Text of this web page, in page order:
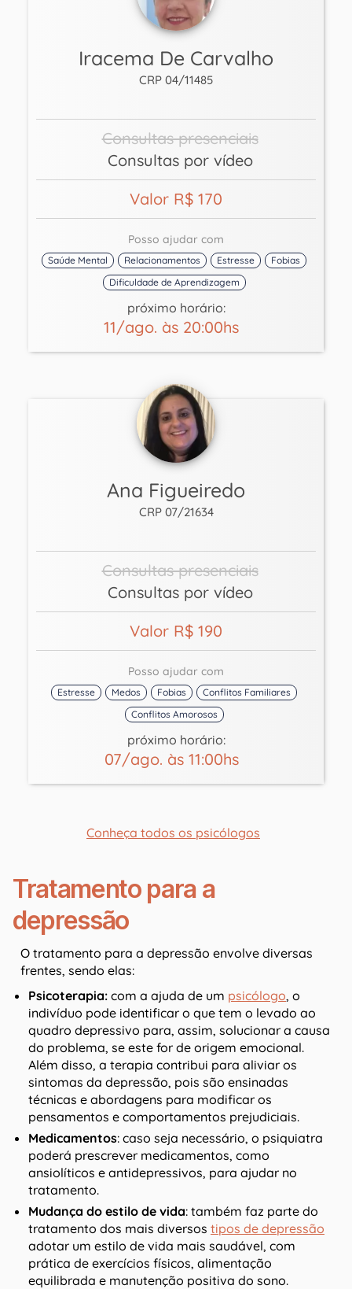
Iracema De Carvalho
CRP 04/11485
Consultas presenciais
Consultas por vídeo
Valor R$ 170
Posso ajudar com
Saúde Mental Relacionamentos Estresse
Fobias
Dificuldade de Aprendizagem
próximo horário:
11/ago. às 20:00hs
Ana Figueiredo
CRP 07/21634
Consultas presenciais
Consultas por vídeo
Valor R$ 190
Posso ajudar com
Estresse Medos Fobias
Conflitos Familiares
Conflitos Amorosos
próximo horário:
07/ago. às 11:00hs
Conheça todos os psicólogos
Tratamento para a
depressão
O tratamento para a depressão envolve diversas
frentes, sendo elas:
Psicoterapia: com a ajuda de um psicólogo, o
indivíduo pode identificar o que tem o levado ao
quadro depressivo para, assim, solucionar a causa
do problema, se este for de origem emocional.
Além disso, a terapia contribui para aliviar os
sintomas da depressão, pois são ensinadas
técnicas e abordagens para modificar os
pensamentos e comportamentos prejudiciais.
Medicamentos: caso seja necessário, o psiquiatra
poderá prescrever medicamentos, como
ansiolíticos e antidepressivos, para ajudar no
tratamento.
Mudança do estilo de vida: também faz parte do
tratamento dos mais diversos tipos de depressão
adotar um estilo de vida mais saudável, com
prática de exercícios físicos, alimentação
equilibrada e manutenção positiva do sono.